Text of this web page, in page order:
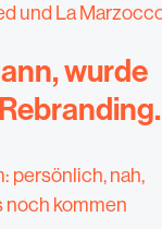
und La
wurde
persönlich, nah,
noch kommen